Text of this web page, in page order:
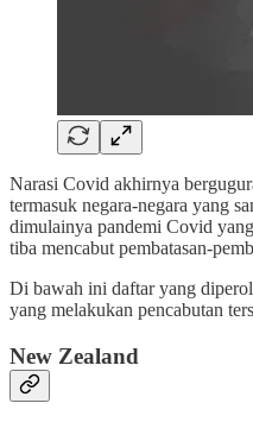
Narasi Covid akhirnya
termasuk negara-negara yang
dimulainya pandemi Covid
tiba mencabut pembatasan-
Di bawah ini daftar yang
yang melakukan pencabutan
New Zealand